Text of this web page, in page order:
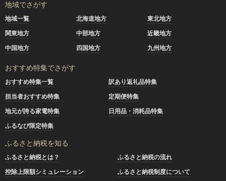
地域でさがす
地域一覧 北海道地方
東北地方
関東地方
中部地方
近畿地方
中国地方
四国地方 九州地方
おすすめ特集でさがす
おすすめ特集一覧
訳あり返礼品特集
担当者おすすめ特集
定期便特集
地元が誇る家電特集
日用品・消耗品特集
ふるなび限定特集
ふるさと納税を知る
ふるさと納税とは？
ふるさと納税の流れ
控除上限額シミュレーション
ふるさと納税制度について